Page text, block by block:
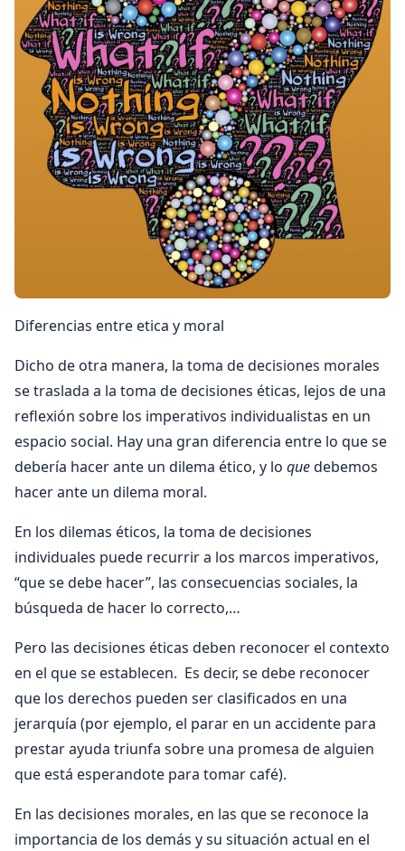
Diferencias entre etica y moral
Dicho de otra manera, la toma de decisiones morales
se traslada a la toma de decisiones éticas, lejos de una
reflexión sobre los imperativos individualistas en un
espacio social. Hay una gran diferencia entre lo que se
debería hacer ante un dilema ético, y lo quedebemos
hacer ante un dilema moral.
En los dilemas éticos, la toma de decisiones
individuales puede recurrir a los marcos imperativos,
“que se debe hacer”, las consecuencias sociales, la
búsqueda de hacer lo correcto,…
Pero las decisiones éticas deben reconocer el contexto
en el que se establecen. Es decir, se debe reconocer
que los derechos pueden ser clasificados en una
jerarquía (por ejemplo, el parar en un accidente para
prestar ayuda triunfa sobre una promesa de alguien
que está esperandote para tomar café).
En las decisiones morales, en las que se reconoce la
importancia de los demás y su situación actual en el